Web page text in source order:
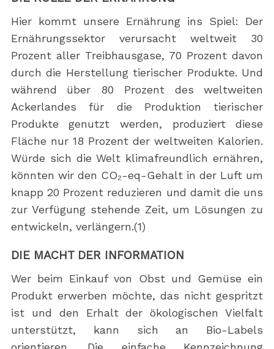
Hier kommt unsere Ernährung ins Spiel: Der
Ernährungssektor verursacht weltweit 30
Prozent aller Treibhausgase, 70 Prozent davon
durch die Herstellung tierischer Produkte. Und
während über 80 Prozent des weltweiten
Ackerlandes für die Produktion tierischer
Produkte genutzt werden, produziert diese
Fläche nur 18 Prozent der weltweiten Kalorien.
Würde sich die Welt klimafreundlich ernähren,
könnten wir den CO₂-eq-Gehalt in der Luft um
knapp 20 Prozent reduzieren und damit die uns
zur Verfügung stehende Zeit, um Lösungen zu
entwickeln, verlängern.(1)
DIE MACHT DER INFORMATION
Wer beim Einkauf von Obst und Gemüse ein
Produkt erwerben möchte, das nicht gespritzt
ist und den Erhalt der ökologischen Vielfalt
unterstützt, kann sich an Bio-Labels